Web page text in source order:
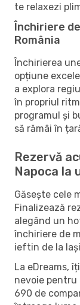
te relaxezi
Închiriere
România
Închirierea
opțiune
a explora
în propriul
programul și
să rămâi în
Rezervă
Napoca la
Găsește cele
Finalizează
alegând un
închiriere de
ieftin de la
La eDreams,
nevoie pentru
690 de